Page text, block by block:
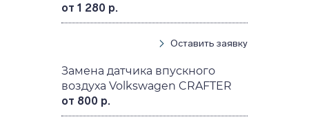
от 1 280 р.
Оставить заявку
Замена датчика впускного
воздуха Volkswagen CRAFTER
от 800 р.